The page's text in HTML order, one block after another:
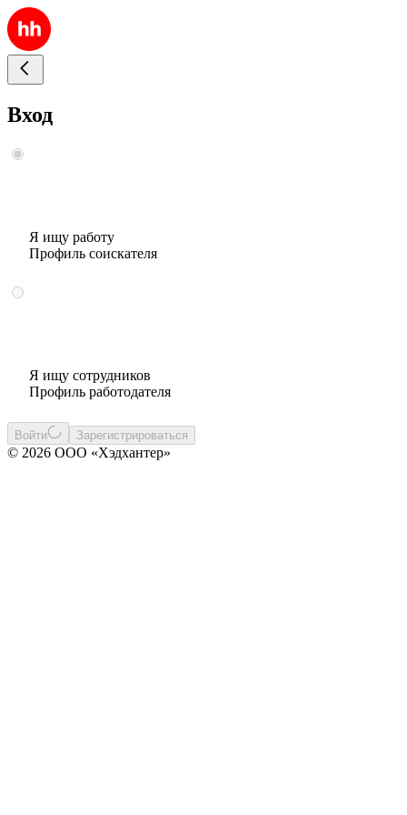
Вход
Я ищу работу
Профиль соискателя
Я ищу сотрудников
Профиль работодателя
Войти Зарегистрироваться
© 2026 ООО «Хэдхантер»